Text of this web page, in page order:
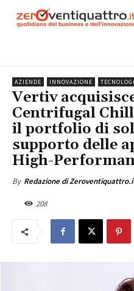
AZIENDE INNOVAZIONE
Vertiv
Centrifugal
il portfolio di
supporto delle
High-
By Redazione di
208